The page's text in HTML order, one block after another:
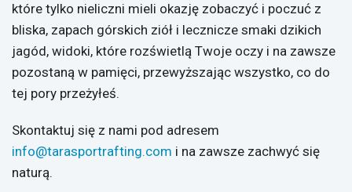
które tylko nieliczni mieli okazję zobaczyć i poczuć z
bliska, zapach górskich ziół i lecznicze smaki dzikich
jagód, widoki, które rozświetlą Twoje oczy i na zawsze
pozostaną w pamięci, przewyższając wszystko, co do
tej pory przeżyłeś.
Skontaktuj się z nami pod adresem
info@tarasportrafting.com i na zawsze zachwyć się
naturą.